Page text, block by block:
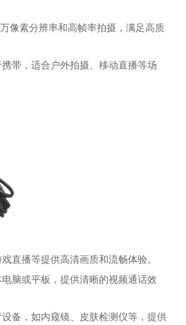
像素分辨率和高帧率拍摄，满足高质
带，适合户外拍摄、移动直播等场
直播等提供高清画质和流畅体验。
脑或平板，提供清晰的视频通话效
备，如内窥镜、皮肤检测仪等，提供